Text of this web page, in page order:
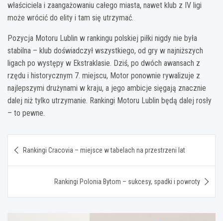
właściciela i zaangażowaniu całego miasta, nawet klub z IV ligi
może wrócić do elity i tam się utrzymać.
Pozycja Motoru Lublin w rankingu polskiej piłki nigdy nie była
stabilna – klub doświadczył wszystkiego, od gry w najniższych
ligach po występy w Ekstraklasie. Dziś, po dwóch awansach z
rzędu i historycznym 7. miejscu, Motor ponownie rywalizuje z
najlepszymi drużynami w kraju, a jego ambicje sięgają znacznie
dalej niż tylko utrzymanie. Rankingi Motoru Lublin będą dalej rosły
– to pewne.
wpisu
Rankingi Cracovia – miejsce w tabelach na przestrzeni lat
Rankingi Polonia Bytom – sukcesy, spadki i powroty